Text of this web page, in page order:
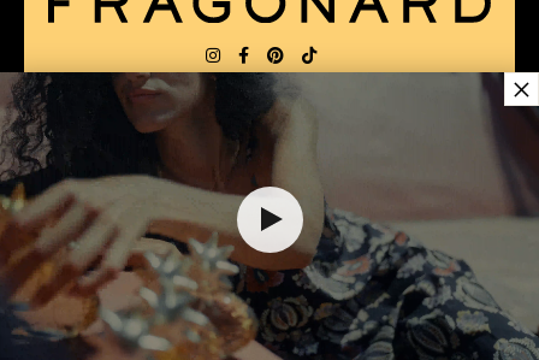
$ 95.00
1
DEM WARENKORB HINZUFÜGEN
US
ZUM BESTEN ONLINE-COMMERCE-SITE
2025 vom Magazin Capital gewählt
×